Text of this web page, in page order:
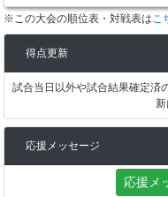
※この大会の順位表・対戦表はこ
得点更新
試合当日以外や試合結果確定済
新
応援メッセージ
応援メ